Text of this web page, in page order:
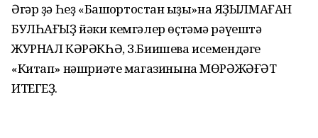
Әгәр ҙә Һеҙ «Башҡортостан ҡыҙы»на ЯҘЫЛМАҒАН
БУЛҺАҒЫҘ йәки кемгәлер өҫтәмә рәүештә
ЖУРНАЛ КӘРӘКҺӘ, З.Биишева исемендәге
«Китап» нәшриәте магазинына МӨРӘЖӘҒӘТ
ИТЕГЕҘ.